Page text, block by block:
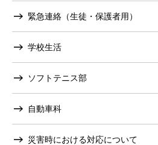
緊急連絡（生徒・保護者用）
学校生活
ソフトテニス部
自動車科
災害時における対応について